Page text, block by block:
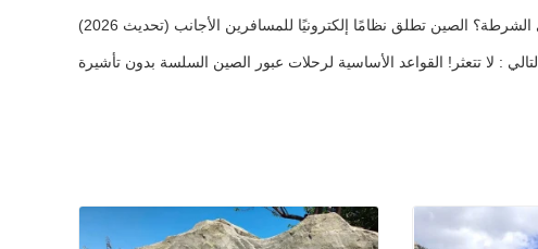
الصين تطلق نظامًا إلكترونيًا للمسافرين الأجانب (تحديث 2026)
: لا تتعثر! القواعد الأساسية لرحلات عبور الصين السلسة بدون تأشيرة